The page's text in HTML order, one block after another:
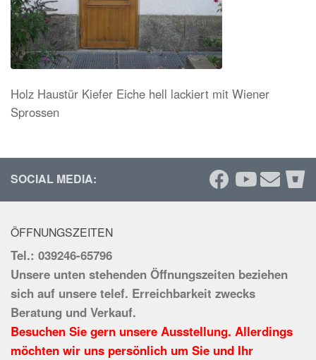
Holz Haustür Kiefer Eiche hell lackiert mit Wiener
Sprossen
SOCIAL MEDIA:
ÖFFNUNGSZEITEN
Tel.: 039246-65796
Unsere unten stehenden Öffnungszeiten beziehen
sich auf unsere telef. Erreichbarkeit zwecks
Beratung und Verkauf.
Besuchen Sie gern unsere Ausstellung. Allerdings
möchten wir uns persönlich um Sie und Ihr